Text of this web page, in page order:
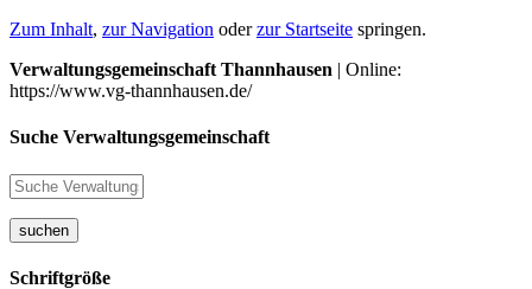
Zum Inhalt, zur Navigation oderzur Startseite springen.
Verwaltungsgemeinschaft Thannhausen | Online:
https://www.vg-thannhausen.de/
Suche Verwaltungsgemeinschaft
suchen
Schriftgröße